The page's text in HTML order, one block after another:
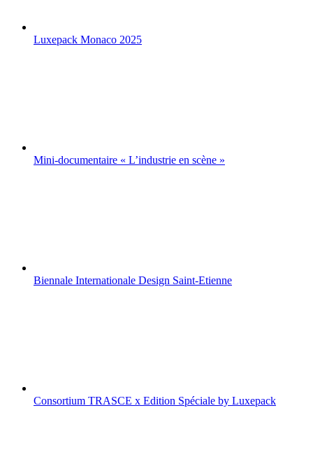
Luxepack Monaco 2025
Mini-documentaire « L’industrie en scène »
Biennale Internationale Design Saint-Etienne
Consortium TRASCE x Edition Spéciale by Luxepack